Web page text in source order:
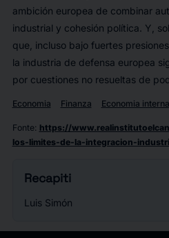
ambición europea de combinar
industrial y cohesión política. Y,
que, incluso bajo fuertes
la industria de defensa europea
por cuestiones no resueltas de
Economia Finanza Economia
Fonte: https://
los-limites-de-la-integracion-
Recapiti
Luis Simón